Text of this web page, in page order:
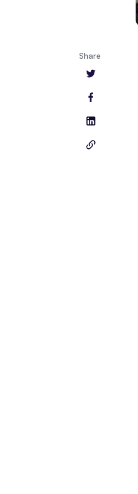
Share